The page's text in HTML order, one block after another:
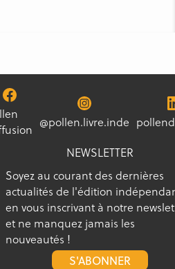
@pollen.livre.inde
NEWSLETTER
Soyez au courant des dernières
actualités de l'édition
en vous inscrivant à notre
et ne manquez jamais les
nouveautés !
S'ABONNER